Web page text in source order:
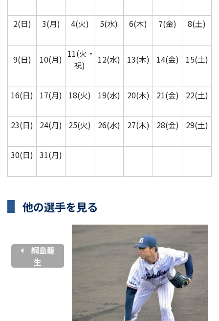
2(日) 3(月) 4(火) 5(水) 6(木) 7(金) 8(土)
9(日) 10(月) 11(火・
祝)
12(水) 13(木) 14(金) 15(土)
16(日) 17(月) 18(火) 19(水) 20(木) 21(金) 22(土)
23(日) 24(月) 25(火) 26(水) 27(木) 28(金) 29(土)
30(日) 31(月)
他の選手を見る
綱島龍
生